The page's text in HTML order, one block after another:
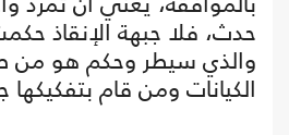
حدث، فلا جبهة الإنقاذ
والذي سيطر وحكم هو من
الكيانات ومن قام بتفكيكها